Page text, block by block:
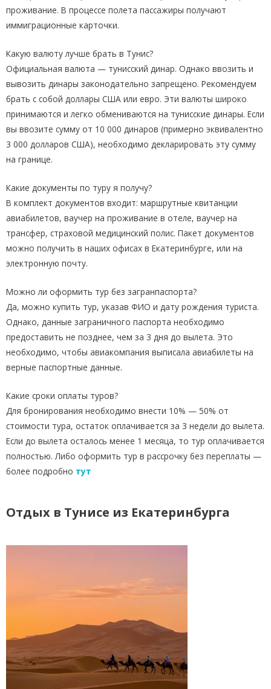
проживание. В процессе полета пассажиры получают
иммиграционные карточки.
Какую валюту лучше брать в Тунис?
Официальная валюта — тунисский динар. Однако ввозить и
вывозить динары законодательно запрещено. Рекомендуем
брать с собой доллары США или евро. Эти валюты широко
принимаются и легко обмениваются на тунисские динары. Если
вы ввозите сумму от 10 000 динаров (примерно эквивалентно
3 000 долларов США), необходимо декларировать эту сумму
на границе.
Какие документы по туру я получу?
В комплект документов входит: маршрутные квитанции
авиабилетов, ваучер на проживание в отеле, ваучер на
трансфер, страховой медицинский полис. Пакет документов
можно получить в наших офисах в Екатеринбурге, или на
электронную почту.
Можно ли оформить тур без загранпаспорта?
Да, можно купить тур, указав ФИО и дату рождения туриста.
Однако, данные заграничного паспорта необходимо
предоставить не позднее, чем за 3 дня до вылета. Это
необходимо, чтобы авиакомпания выписала авиабилеты на
верные паспортные данные.
Какие сроки оплаты туров?
Для бронирования необходимо внести 10% — 50% от
стоимости тура, остаток оплачивается за 3 недели до вылета.
Если до вылета осталось менее 1 месяца, то тур оплачивается
полностью. Либо оформить тур в рассрочку без переплаты —
более подробно тут
Отдых в Тунисе из Екатеринбурга